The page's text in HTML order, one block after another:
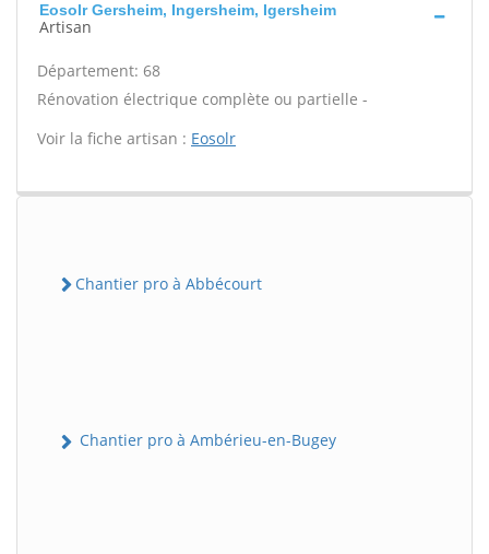
Eosolr Gersheim, Ingersheim, Igersheim
Artisan
Département: 68
Rénovation électrique complète ou partielle -
Voir la fiche artisan : Eosolr
Chantier pro à Abbécourt
Chantier pro à Ambérieu-en-Bugey